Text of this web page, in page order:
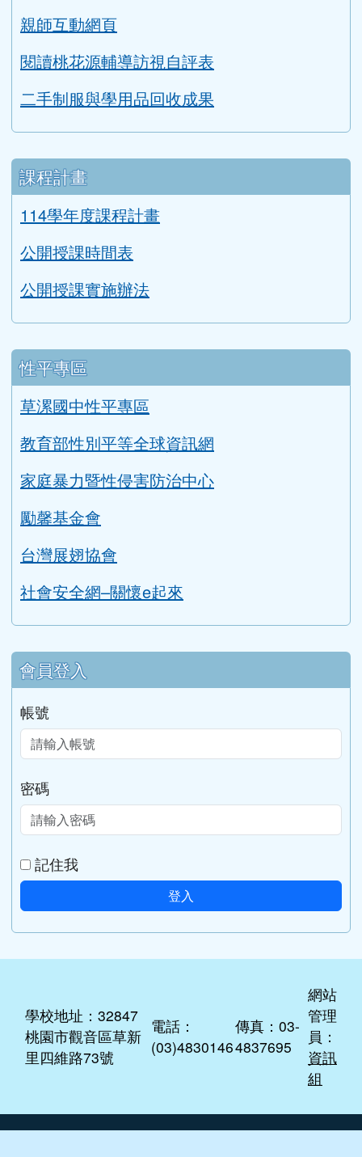
親師互動網頁
閱讀桃花源輔導訪視自評表
二手制服與學用品回收成果
課程計畫
114學年度課程計畫
公開授課時間表
公開授課實施辦法
性平專區
草漯國中性平專區
教育部性別平等全球資訊網
家庭暴力暨性侵害防治中心
勵馨基金會
台灣展翅協會
社會安全網–關懷e起來
會員登入
帳號
密碼
記住我
登入
學校地址：32847
桃園市觀音區草新
里四維路73號
電話：
(03)4830146
傳真：03-
4837695
網站
管理
員：
資訊
組